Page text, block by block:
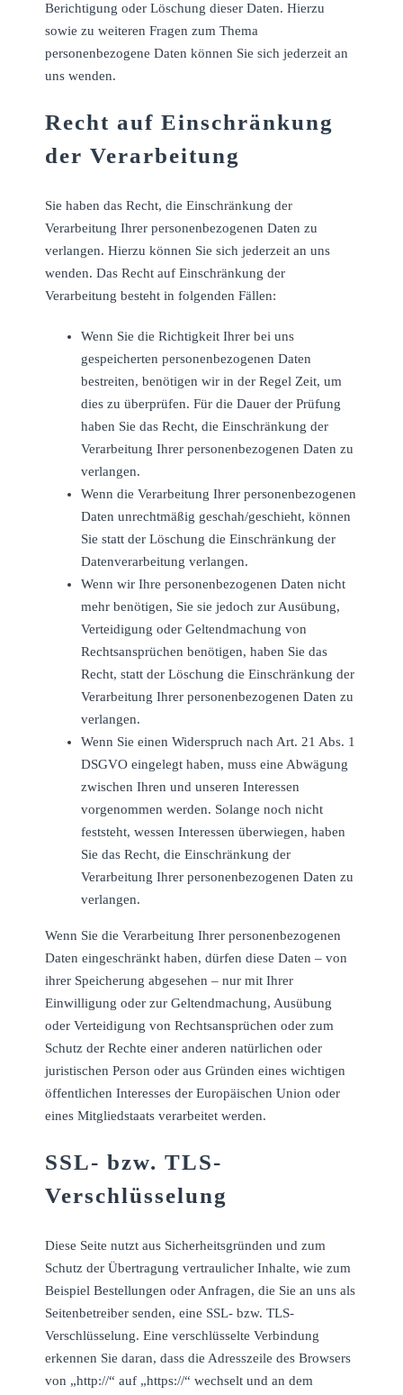
Berichtigung oder Löschung dieser Daten. Hierzu
sowie zu weiteren Fragen zum Thema
personenbezogene Daten können Sie sich jederzeit an
uns wenden.
Recht auf Einschränkung
der Verarbeitung
Sie haben das Recht, die Einschränkung der
Verarbeitung Ihrer personenbezogenen Daten zu
verlangen. Hierzu können Sie sich jederzeit an uns
wenden. Das Recht auf Einschränkung der
Verarbeitung besteht in folgenden Fällen:
Wenn Sie die Richtigkeit Ihrer bei uns
gespeicherten personenbezogenen Daten
bestreiten, benötigen wir in der Regel Zeit, um
dies zu überprüfen. Für die Dauer der Prüfung
haben Sie das Recht, die Einschränkung der
Verarbeitung Ihrer personenbezogenen Daten zu
verlangen.
Wenn die Verarbeitung Ihrer personenbezogenen
Daten unrechtmäßig geschah/geschieht, können
Sie statt der Löschung die Einschränkung der
Datenverarbeitung verlangen.
Wenn wir Ihre personenbezogenen Daten nicht
mehr benötigen, Sie sie jedoch zur Ausübung,
Verteidigung oder Geltendmachung von
Rechtsansprüchen benötigen, haben Sie das
Recht, statt der Löschung die Einschränkung der
Verarbeitung Ihrer personenbezogenen Daten zu
verlangen.
Wenn Sie einen Widerspruch nach Art. 21 Abs. 1
DSGVO eingelegt haben, muss eine Abwägung
zwischen Ihren und unseren Interessen
vorgenommen werden. Solange noch nicht
feststeht, wessen Interessen überwiegen, haben
Sie das Recht, die Einschränkung der
Verarbeitung Ihrer personenbezogenen Daten zu
verlangen.
Wenn Sie die Verarbeitung Ihrer personenbezogenen
Daten eingeschränkt haben, dürfen diese Daten – von
ihrer Speicherung abgesehen – nur mit Ihrer
Einwilligung oder zur Geltendmachung, Ausübung
oder Verteidigung von Rechtsansprüchen oder zum
Schutz der Rechte einer anderen natürlichen oder
juristischen Person oder aus Gründen eines wichtigen
öffentlichen Interesses der Europäischen Union oder
eines Mitgliedstaats verarbeitet werden.
SSL- bzw. TLS-
Verschlüsselung
Diese Seite nutzt aus Sicherheitsgründen und zum
Schutz der Übertragung vertraulicher Inhalte, wie zum
Beispiel Bestellungen oder Anfragen, die Sie an uns als
Seitenbetreiber senden, eine SSL- bzw. TLS-
Verschlüsselung. Eine verschlüsselte Verbindung
erkennen Sie daran, dass die Adresszeile des Browsers
von „http://“ auf „https://“ wechselt und an dem